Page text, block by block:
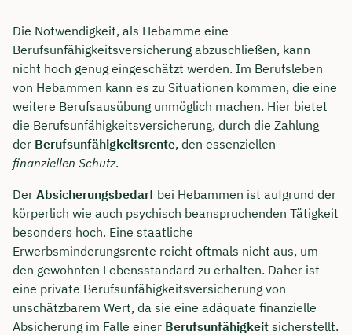
Die Notwendigkeit, als Hebamme eine
Berufsunfähigkeitsversicherung abzuschließen, kann
nicht hoch genug eingeschätzt werden. Im Berufsleben
von Hebammen kann es zu Situationen kommen, die eine
weitere Berufsausübung unmöglich machen. Hier bietet
die Berufsunfähigkeitsversicherung, durch die Zahlung
der Berufsunfähigkeitsrente, den essenziellen
finanziellen Schutz.
Der Absicherungsbedarf bei Hebammen ist aufgrund der
körperlich wie auch psychisch beanspruchenden Tätigkeit
besonders hoch. Eine staatliche
Erwerbsminderungsrente reicht oftmals nicht aus, um
den gewohnten Lebensstandard zu erhalten. Daher ist
eine private Berufsunfähigkeitsversicherung von
unschätzbarem Wert, da sie eine adäquate finanzielle
Absicherung im Falle einer Berufsunfähigkeit sicherstellt.